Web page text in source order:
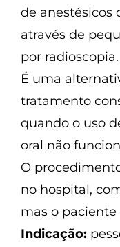
de anestésicos
através de
por radioscopia.
É uma
tratamento
quando o uso
oral não
O
no hospital,
mas o
Indicação: